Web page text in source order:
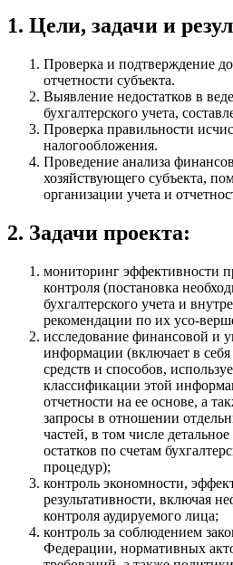
1. Цели, задачи и
Проверка и подтверждение
отчетности субъекта.
Выявление недостатков в
бухгалтерского учета,
Проверка правильности
налогообложения.
Проведение анализа
хозяйствующего субъекта,
организации учета и
2. Задачи проекта:
мониторинг эффективности
контроля (постановка
бухгалтерского учета и
рекомендации по их усо-
исследование финансовой и
информации (включает в
средств и способов,
классификации этой
отчетности на ее основе, а
запросы в отношении
частей, в том числе
остатков по счетам
процедур);
контроль экономности,
результативности, включая
контроля аудируемого лица;
контроль за соблюдением
Федерации, нормативных